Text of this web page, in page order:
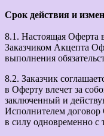
Срок действия и
8.1. Настоящая Оферта
Заказчиком Акцепта
выполнения
8.2. Заказчик
в Оферту влечет за
заключенный и
Исполнителем
в силу одновременно